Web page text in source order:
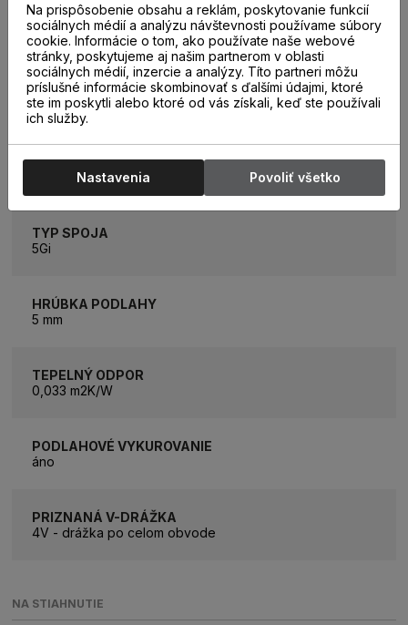
ROZMER LAMELY
592 mm x 148 mm
ROZMER BALÍKA
1,402 m2
ZÁŤAŽOVÁ TRIEDA
TYP SPOJA
5Gi
HRÚBKA PODLAHY
5 mm
TEPELNÝ ODPOR
0,033 m2K/W
PODLAHOVÉ VYKUROVANIE
áno
PRIZNANÁ V-DRÁŽKA
4V - drážka po celom obvode
NA STIAHNUTIE
Na prispôsobenie obsahu a reklám, poskytovanie funkcií
sociálnych médií a analýzu návštevnosti používame súbory
cookie. Informácie o tom, ako používate naše webové
stránky, poskytujeme aj našim partnerom v oblasti
sociálnych médií, inzercie a analýzy. Títo partneri môžu
príslušné informácie skombinovať s ďalšími údajmi, ktoré
ste im poskytli alebo ktoré od vás získali, keď ste používali
ich služby.
Nastavenia Povoliť všetko